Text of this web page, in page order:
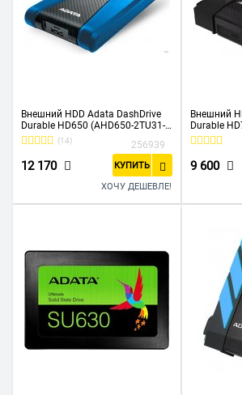
Внешний HDD Adata DashDrive
Durable HD650 (AHD650-2TU31-
CBL) 2.5" 2TB USB3.1
прорезиненный, черный/синий
Waterproof/Dustproof/Shockproof
, военный
(14) 256939
12 170 КУПИТЬ
ХОЧУ ДЕШЕВЛЕ!
Внешний
Durable
(AHD710P-
9 600